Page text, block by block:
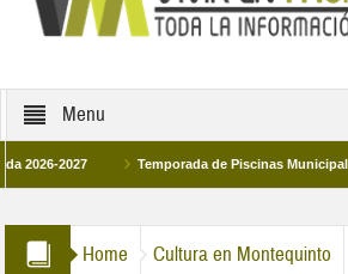
Menu
2027 Temporada de Piscinas Municipales 2026
Home Cultura en Montequinto